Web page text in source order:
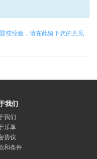
或经验，请在此留下您的意见
我们
我们
乐享
协议
和条件